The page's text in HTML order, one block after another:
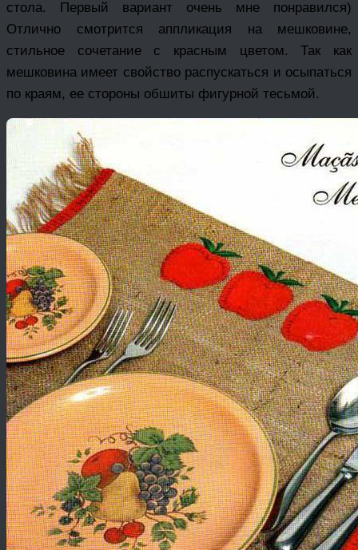
стола. Первый вариант очень мне понравился)
Отлично смотрится аппликация на мешковине,
стильное сочетание с красным цветом. Так как
мешковина имеет свойство распускаться и осыпаться
по краям, ее стороны обшиты фигурной тесьмой.